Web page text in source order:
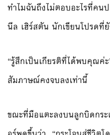
ทำไมฉันถึงไม่ตอบอะไรที่คน
นีล เฮิร์สตัน นักเขียนโปรดที่
“รู้สึกเป็นเกียรติที่ได้พบคุณค่
สัมภาษณ์คงจบลงเท่านี้
ขณะที่มือแตะลงบนลูกบิดกระ